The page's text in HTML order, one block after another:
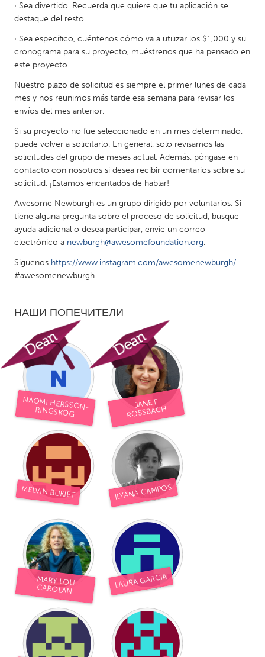
· Sea divertido. Recuerda que quiere que tu aplicación se
destaque del resto.
· Sea específico, cuéntenos cómo va a utilizar los $1,000 y su
cronograma para su proyecto, muéstrenos que ha pensado en
este proyecto.
Nuestro plazo de solicitud es siempre el primer lunes de cada
mes y nos reunimos más tarde esa semana para revisar los
envíos del mes anterior.
Si su proyecto no fue seleccionado en un mes determinado,
puede volver a solicitarlo. En general, solo revisamos las
solicitudes del grupo de meses actual. Además, póngase en
contacto con nosotros si desea recibir comentarios sobre su
solicitud. ¡Estamos encantados de hablar!
Awesome Newburgh es un grupo dirigido por voluntarios. Si
tiene alguna pregunta sobre el proceso de solicitud, busque
ayuda adicional o desea participar, envíe un correo
electrónico a newburgh@awesomefoundation.org.
Siguenos https://www.instagram.com/awesomenewburgh/
#awesomenewburgh.
НАШИ ПОПЕЧИТЕЛИ
NAOMI HERSSON-
RINGSKOG
JANET
ROSSBACH
MELVIN BUKIET ILYANA CAMPOS
MARY LOU
CAROLAN LAURA GARCIA